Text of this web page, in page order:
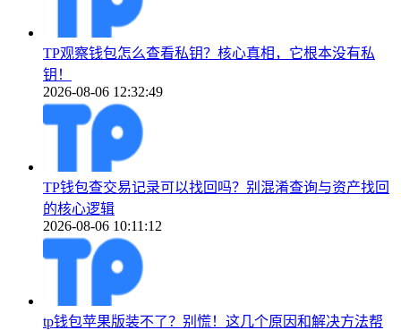
TP观察钱包怎么查看私钥？核心真相，它根本没有私
钥！
2026-08-06 12:32:49
TP钱包查交易记录可以找回吗？别混淆查询与资产找回
的核心逻辑
2026-08-06 10:11:12
tp钱包苹果版装不了？别慌！这几个原因和解决方法帮